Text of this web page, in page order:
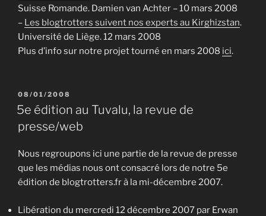
Suisse Romande. Damien van Achter – 10 mars 2008
– Les blogtrotters suivent nos experts au Kirghizstan.
Université de Liège. 12 mars 2008
Plus d’info sur notre projet tourné en mars 2008 ici.
PUBLIÉ
LE
08/01/2008
5e édition au Tuvalu, la revue de
presse/web
Nous regroupons ici une partie de la revue de presse
que les médias nous ont consacré lors de notre 5e
édition de blogtrotters.fr à la mi-décembre 2007.
Libération du mercredi 12 décembre 2007 par Erwan